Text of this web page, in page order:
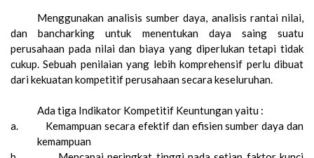
Menggunakan analisis sumber daya, analisis rantai nilai,
dan bancharking untuk menentukan daya saing suatu
perusahaan pada nilai dan biaya yang diperlukan tetapi tidak
cukup. Sebuah penilaian yang lebih komprehensif perlu dibuat
dari kekuatan kompetitif perusahaan secara keseluruhan.
Ada tiga Indikator Kompetitif Keuntungan yaitu :
a.
Kemampuan secara efektif dan efisien sumber daya dan
kemampuan